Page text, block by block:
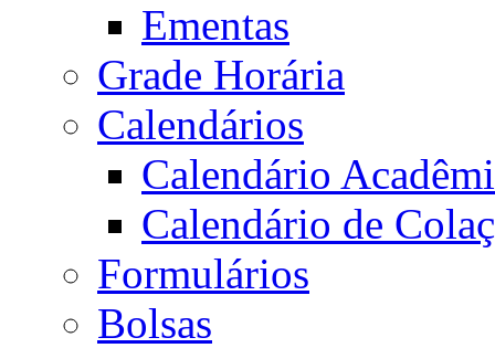
Ementas
Grade Horária
Calendários
Calendário
Calendário de
Formulários
Bolsas